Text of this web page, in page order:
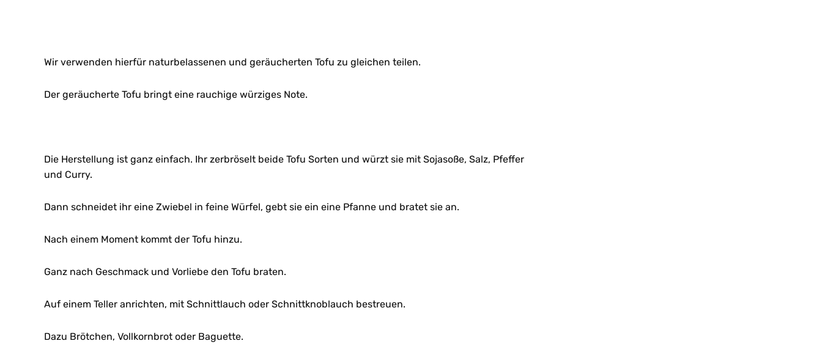
Wir verwenden hierfür naturbelassenen und geräucherten Tofu zu gleichen teilen.
Der geräucherte Tofu bringt eine rauchige würziges Note.
Die Herstellung ist ganz einfach. Ihr zerbröselt beide Tofu Sorten und würzt sie mit Sojasoße, Salz, Pfeffer
und Curry.
Dann schneidet ihr eine Zwiebel in feine Würfel, gebt sie ein eine Pfanne und bratet sie an.
Nach einem Moment kommt der Tofu hinzu.
Ganz nach Geschmack und Vorliebe den Tofu braten.
Auf einem Teller anrichten, mit Schnittlauch oder Schnittknoblauch bestreuen.
Dazu Brötchen, Vollkornbrot oder Baguette.